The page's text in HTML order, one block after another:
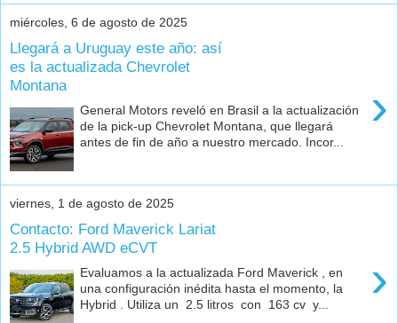
miércoles, 6 de agosto de 2025
Llegará a Uruguay este año: así
es la actualizada Chevrolet
Montana
›
General Motors reveló en Brasil a la actualización
de la pick-up Chevrolet Montana, que llegará
antes de fin de año a nuestro mercado. Incor...
viernes, 1 de agosto de 2025
Contacto: Ford Maverick Lariat
2.5 Hybrid AWD eCVT
›
Evaluamos a la actualizada Ford Maverick , en
una configuración inédita hasta el momento, la
Hybrid . Utiliza un 2.5 litros con 163 cv y...